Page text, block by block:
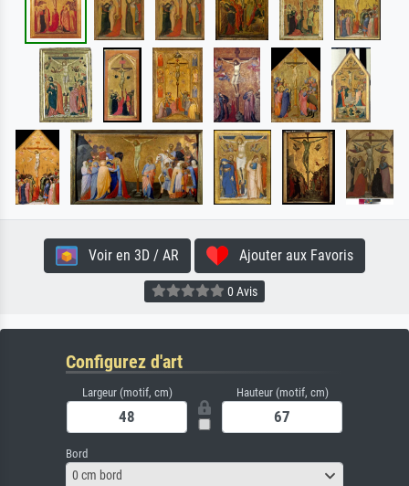
Voir en 3D / AR Ajouter aux Favoris
0 Avis
Configurez d'art
Largeur (motif, cm) Hauteur (motif, cm)
Bord
0 cm bord